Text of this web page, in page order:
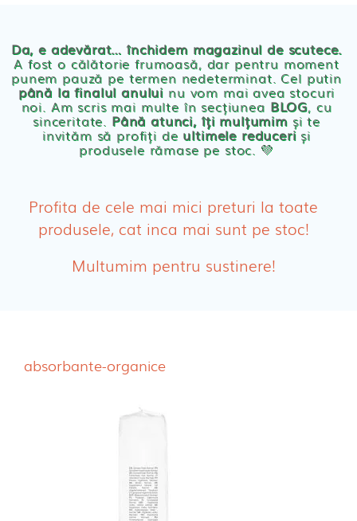
Servetele umede ecologice
Cosmetice BEBE
Olita Bio Naty
PRODUSE FEMEI
Absorbante Post-Natale
Absorbante Incontinenta Urinara
Da, e adevărat… închidem magazinul de scutece.
A fost o călătorie frumoasă, dar pentru moment
punem pauză pe termen nedeterminat. Cel putin
până la finalul anului nu vom mai avea stocuri
noi. Am scris mai multe în secțiunea BLOG, cu
sinceritate. Până atunci, îți mulțumimși te
invităm să profiți de ultimele reduceriși
produsele rămase pe stoc. 💛
Profita de cele mai mici preturi la toate
produsele, cat inca mai sunt pe stoc!
Multumim pentru sustinere!
absorbante-organice